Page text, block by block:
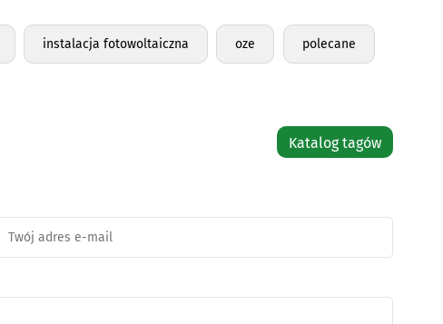
instalacja fotowoltaiczna oze polecane
Katalog tagów